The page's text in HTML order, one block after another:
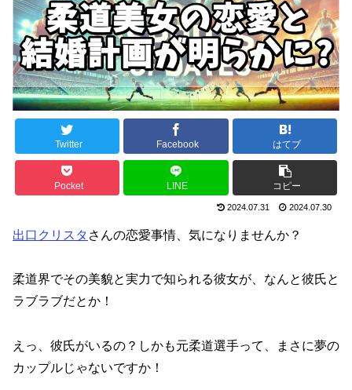
Twitter Facebook はてブ
Pocket LINE コピー
2024.07.31 2024.07.30
出口クリスタ さんの恋愛事情、気になりませんか？
柔道界でその美貌と実力で知られる彼女が、なんと彼氏と
ラブラブだとか！
えっ、彼氏がいるの？しかも元柔道選手って、まさに夢の
カップルじゃないですか！